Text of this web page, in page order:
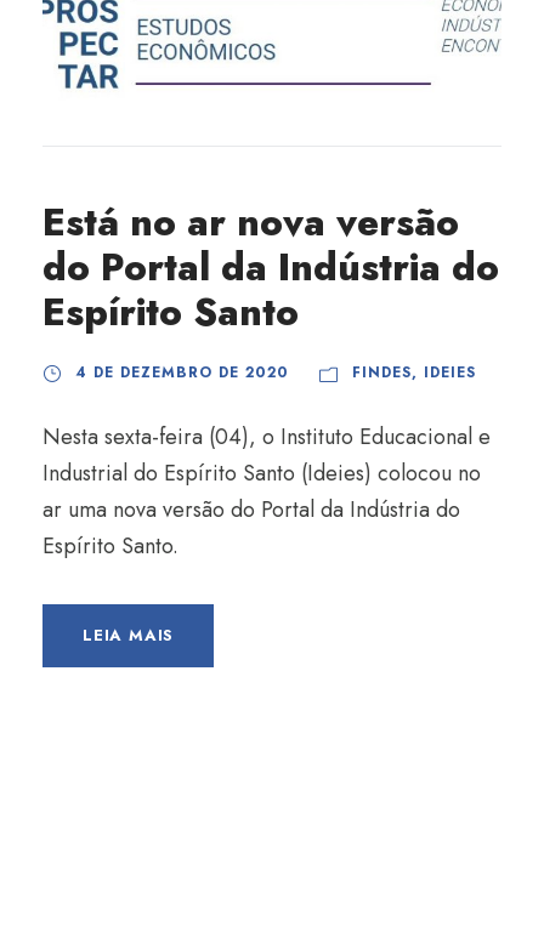
Está no ar nova versão
do Portal da Indústria do
Espírito Santo
4 DE DEZEMBRO DE 2020 FINDES, IDEIES
Nesta sexta-feira (04), o Instituto Educacional e
Industrial do Espírito Santo (Ideies) colocou no
ar uma nova versão do Portal da Indústria do
Espírito Santo.
LEIA MAIS